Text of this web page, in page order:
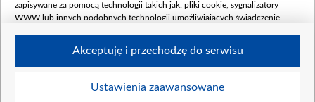
Dofinansowanie 250 000 000,00 PLN
4 sierpnia 250 mln
zapisywane za pomocą technologii takich jak: pliki cookie, sygnalizatory
WWW lub innych podobnych technologii umożliwiających świadczenie
Twoje dane osobowe zbierane podczas odwiedzania przez Ciebie
Ustawienia zaawansowane
Akceptuję i przechodzę do serwisu